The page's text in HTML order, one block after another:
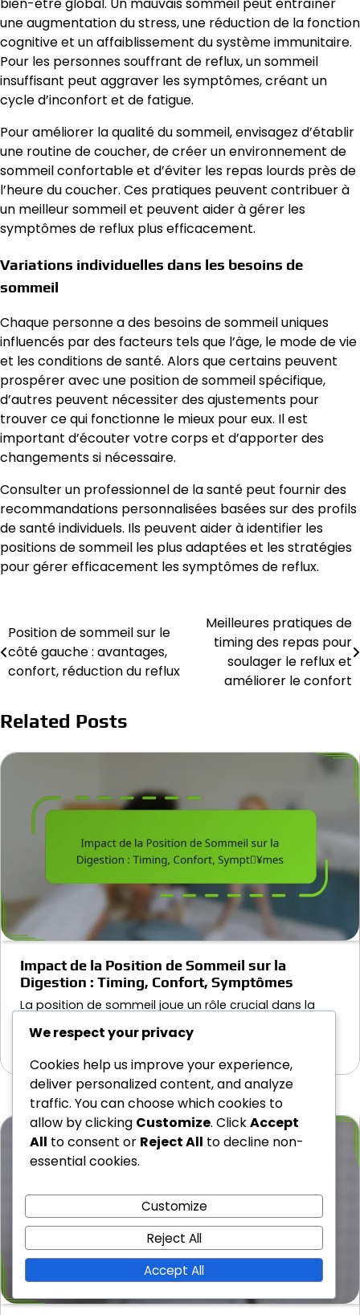
une augmentation du stress, une réduction de la fonction
cognitive et un affaiblissement du système immunitaire.
Pour les personnes souffrant de reflux, un sommeil
insuffisant peut aggraver les symptômes, créant un
cycle d’inconfort et de fatigue.
Pour améliorer la qualité du sommeil, envisagez d’établir
une routine de coucher, de créer un environnement de
sommeil confortable et d’éviter les repas lourds près de
l’heure du coucher. Ces pratiques peuvent contribuer à
un meilleur sommeil et peuvent aider à gérer les
symptômes de reflux plus efficacement.
Variations individuelles dans les besoins de
sommeil
Chaque personne a des besoins de sommeil uniques
influencés par des facteurs tels que l’âge, le mode de vie
et les conditions de santé. Alors que certains peuvent
prospérer avec une position de sommeil spécifique,
d’autres peuvent nécessiter des ajustements pour
trouver ce qui fonctionne le mieux pour eux. Il est
important d’écouter votre corps et d’apporter des
changements si nécessaire.
Consulter un professionnel de la santé peut fournir des
recommandations personnalisées basées sur des profils
de santé individuels. Ils peuvent aider à identifier les
positions de sommeil les plus adaptées et les stratégies
pour gérer efficacement les symptômes de reflux.
Post
navigation
Position de sommeil sur le
côté gauche : avantages,
confort, réduction du reflux
Meilleures pratiques de
timing des repas pour
soulager le reflux et
améliorer le confort
Related Posts
Impact de la Position de Sommeil sur la
Digestion : Timing, Confort, Symptômes
La position de sommeil joue un rôle crucial dans la
We respect your privacy
Cookies help us improve your experience,
deliver personalized content, and analyze
traffic. You can choose which cookies to
allow by clicking Customize. ClickAccept
All to consent or Reject All to decline non-
essential cookies.
Customize
Reject All
Accept All